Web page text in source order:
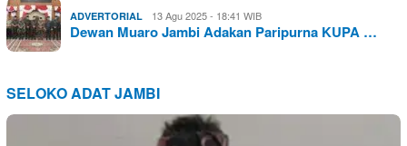
ADVERTORIAL 13 Agu 2025 - 18:41 WIB
Dewan Muaro Jambi Adakan Paripurna KUPA …
SELOKO ADAT JAMBI